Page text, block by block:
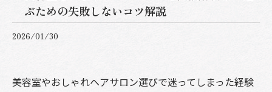
ぶための失敗しないコツ解説
2026/01/30
美容室やおしゃれヘアサロン選びで迷ってしまった経験